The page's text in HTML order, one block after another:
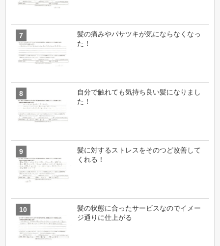
髪の痛みやパサツキが気にならなくなっ
た！
自分で触れても気持ち良い髪になりまし
た！
髪に対するストレスをそのつど改善して
くれる！
髪の状態に合ったサービスなのでイメー
ジ通りに仕上がる